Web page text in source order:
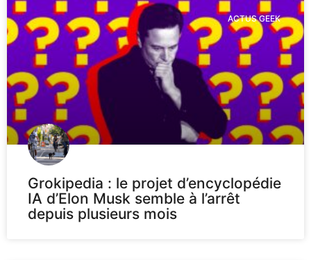
ACTUS GEEK
Grokipedia : le projet d’encyclopédie
IA d’Elon Musk semble à l’arrêt
depuis plusieurs mois